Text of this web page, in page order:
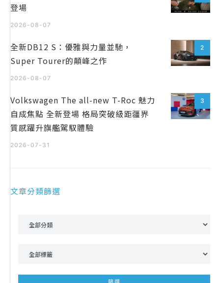
登場
2026-08-07
2
全新DB12 S：優雅與力量並馳，
Super Tourer的顛峰之作
2026-08-07
3
Volkswagen The all-new T-Roc 魅力
自成焦點 全新登場 格局突破級距疆界
質感躍升旗艦駕馭體驗
2026-07-31
文章分類篩選